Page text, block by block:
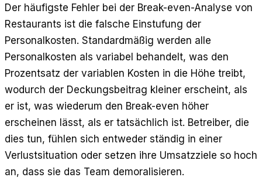
Der häufigste Fehler bei der Break-even-Analyse von
Restaurants ist die falsche Einstufung der
Personalkosten. Standardmäßig werden alle
Personalkosten als variabel behandelt, was den
Prozentsatz der variablen Kosten in die Höhe treibt,
wodurch der Deckungsbeitrag kleiner erscheint, als
er ist, was wiederum den Break-even höher
erscheinen lässt, als er tatsächlich ist. Betreiber, die
dies tun, fühlen sich entweder ständig in einer
Verlustsituation oder setzen ihre Umsatzziele so hoch
an, dass sie das Team demoralisieren.